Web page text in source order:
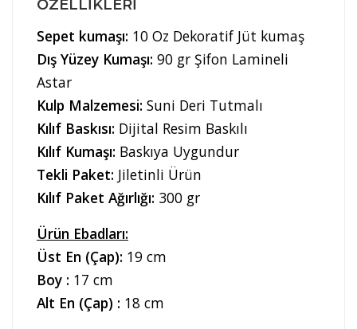
ÖZELLIKLERI
Sepet kumaşı: 10 Oz Dekoratif Jüt kumaş
Dış Yüzey Kumaşı: 90 gr Şifon Lamineli
Astar
Kulp Malzemesi: Suni Deri Tutmalı
Kılıf Baskısı: Dijital Resim Baskılı
Kılıf Kumaşı: Baskıya Uygundur
Tekli Paket: Jiletinli Ürün
Kılıf Paket Ağırlığı: 300 gr
Ürün Ebadları:
Üst En (Çap): 19 cm
Boy : 17 cm
Alt En (Çap) : 18 cm